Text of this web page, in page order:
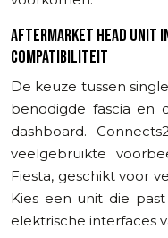
AFTERMARKET HEAD UNIT
COMPATIBILITEIT
De keuze tussen
benodigde fascia en
dashboard.
veelgebruikte
Fiesta, geschikt voor
Kies een unit die
elektrische interfaces